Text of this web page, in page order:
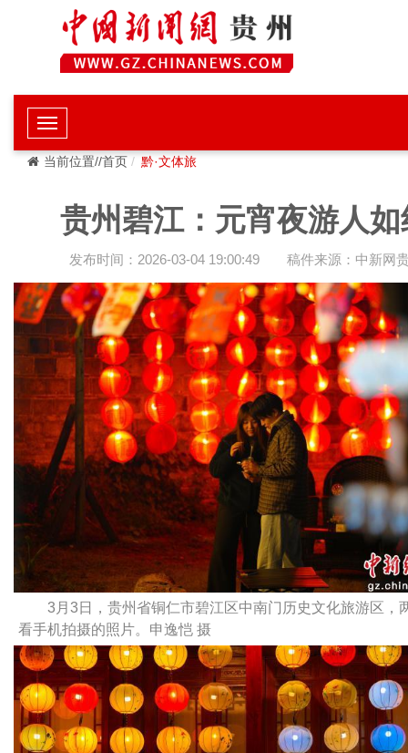
当前位置//首页 黔·文体旅
贵州碧江：元宵夜游人如
发布时间：2026-03-04 19:00:49 稿件来源：中新网
3月3日，贵州省铜仁市碧江区中南门历史文化旅游区，
看手机拍摄的照片。申逸恺 摄